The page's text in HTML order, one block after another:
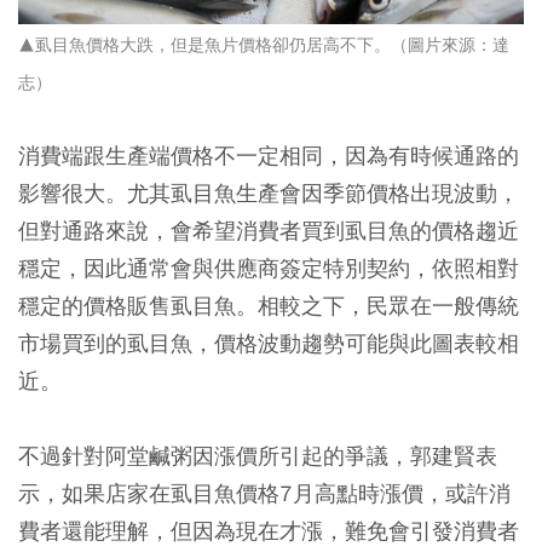
▲虱目魚價格大跌，但是魚片價格卻仍居高不下。（圖片來源：達
志）
消費端跟生產端價格不一定相同，因為有時候通路的
影響很大。尤其虱目魚生產會因季節價格出現波動，
但對通路來說，會希望消費者買到虱目魚的價格趨近
穩定，因此通常會與供應商簽定特別契約，依照相對
穩定的價格販售虱目魚。相較之下，民眾在一般傳統
市場買到的虱目魚，價格波動趨勢可能與此圖表較相
近。
不過針對阿堂鹹粥因漲價所引起的爭議，郭建賢表
示，如果店家在虱目魚價格7月高點時漲價，或許消
費者還能理解，但因為現在才漲，難免會引發消費者